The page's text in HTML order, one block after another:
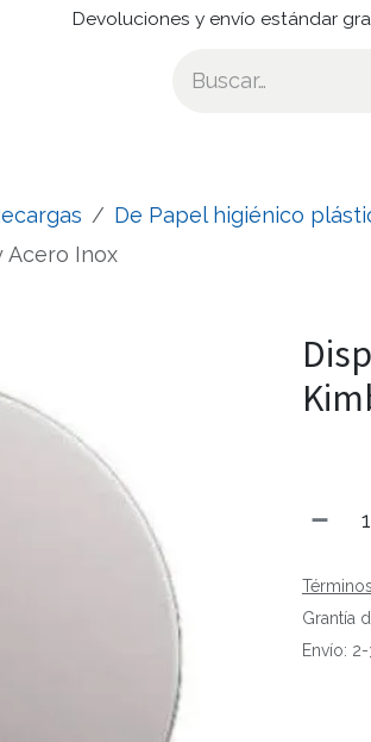
Devoluciones y envío estándar
De Papel higiénico
Acero Inox
Grantía
Envío: